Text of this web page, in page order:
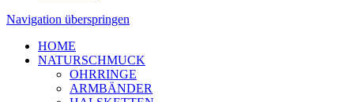
Navigation überspringen
HOME
NATURSCHMUCK
OHRRINGE
ARMBÄNDER